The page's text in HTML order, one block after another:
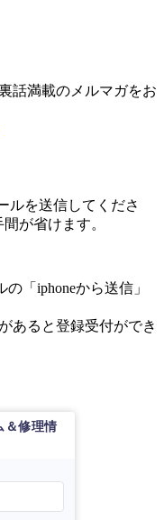
話満載のメルマガをお
ルを送信してくださ
が省けます。
「iphoneから送信」
あると登録受付ができ
＆修理情